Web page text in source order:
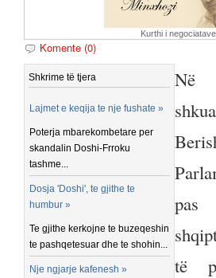
Kurthi i negociatave
Komente (0)
Shkrime të tjera
Lajmet e keqija te nje fushate »
Poterja mbarekombetare per
skandalin Doshi-Frroku
tashme...
Dosja 'Doshi', te gjithe te
humbur »
Te gjithe kerkojne te buzeqeshin
te pashqetesuar dhe te shohin...
Nje ngjarje kafenesh »
Në
pas
të